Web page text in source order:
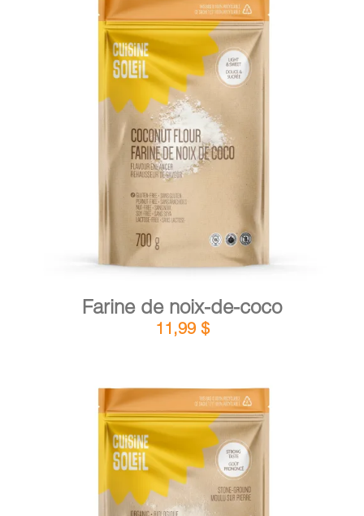
PANIER
EN
AJOUTER AU PANIER / DÉTAILS
Farine de noix-de-coco
11,99 $